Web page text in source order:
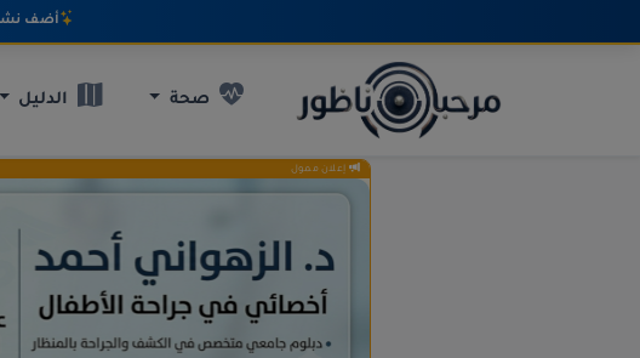
أضف
صحة الدليل
إعلان ممول